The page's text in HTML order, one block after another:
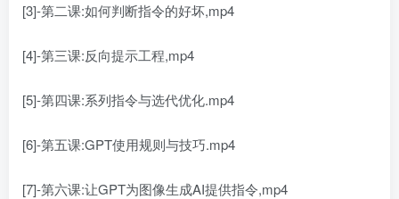
[3]-第二课:如何判断指令的好坏,mp4
[4]-第三课:反向提示工程,mp4
[5]-第四课:系列指令与选代优化.mp4
[6]-第五课:GPT使用规则与技巧.mp4
[7]-第六课:让GPT为图像生成AI提供指令,mp4